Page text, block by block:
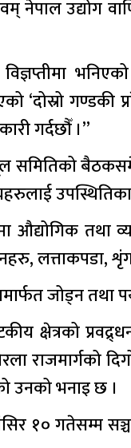
उद्योग
विज्ञप्तीमा
‘दोस्रो गण्डकी
गर्दछौँ ।”
समितिको
औद्योगिक तथा
जोड्न तथा
क्षेत्रको
राजमार्गको
उनको भनाइ छ ।
१० गतेसम्म